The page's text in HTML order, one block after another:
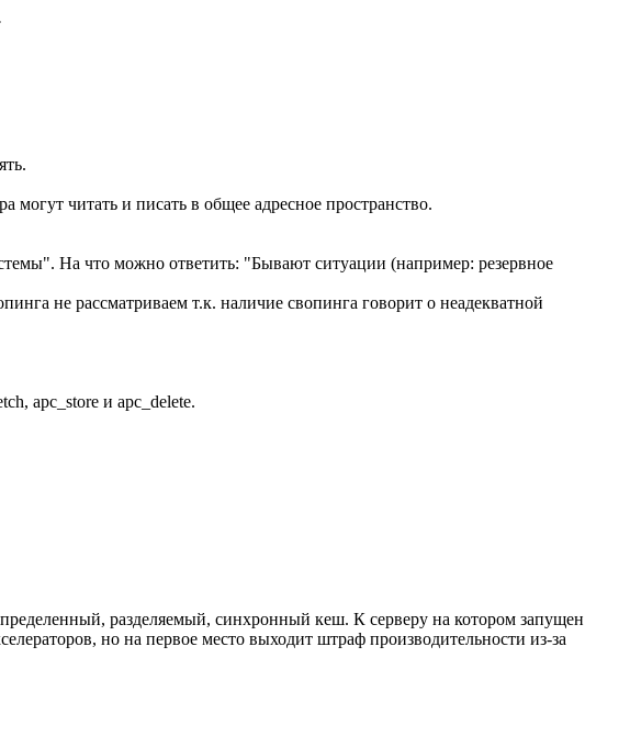
читать и писать в общее адресное пространство.
На что можно ответить: "Бывают ситуации (например: резервное
не рассматриваем т.к. наличие свопинга говорит о неадекватной
apc_store и apc_delete.
разделяемый, синхронный кеш. К серверу на котором запущен
но на первое место выходит штраф производительности из-за